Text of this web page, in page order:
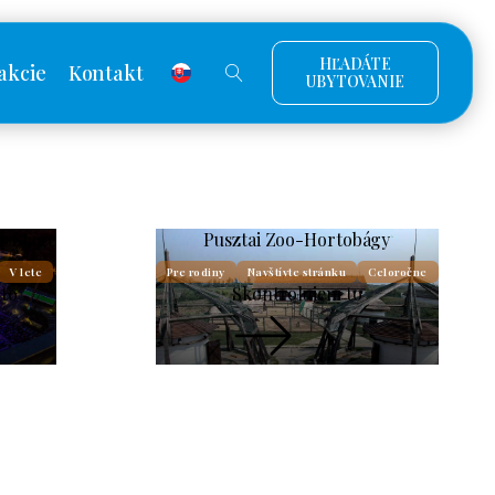
Kontakt
HĽADÁTE
UBYTOVANIE
V lete
Pusztai Zoo-Hortobágy
Pre rodiny Navštívte stránku Celoročne
Skontrolujem to